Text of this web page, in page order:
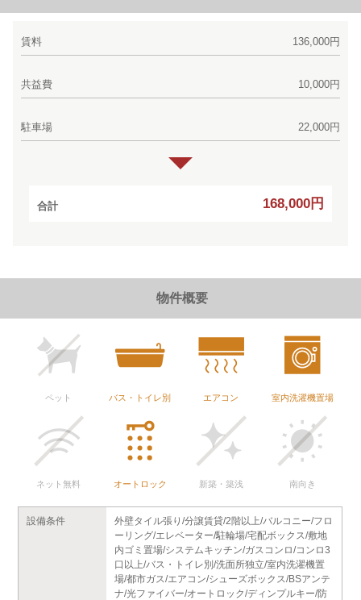
賃料 136,000円
共益費 10,000円
駐車場 22,000円
合計 168,000円
物件概要
ペット バス・トイレ別 エアコン 室内洗濯機置場
ネット無料 オートロック 新築・築浅 南向き
設備条件
外壁タイル張り/分譲賃貸/2階以上/バルコニー/フロ
ーリング/エレベーター/駐輪場/宅配ボックス/敷地
内ゴミ置場/システムキッチン/ガスコンロ/コンロ3
口以上/バス・トイレ別/洗面所独立/室内洗濯機置
場/都市ガス/エアコン/シューズボックス/BSアンテ
ナ/光ファイバー/オートロック/ディンプルキー/防